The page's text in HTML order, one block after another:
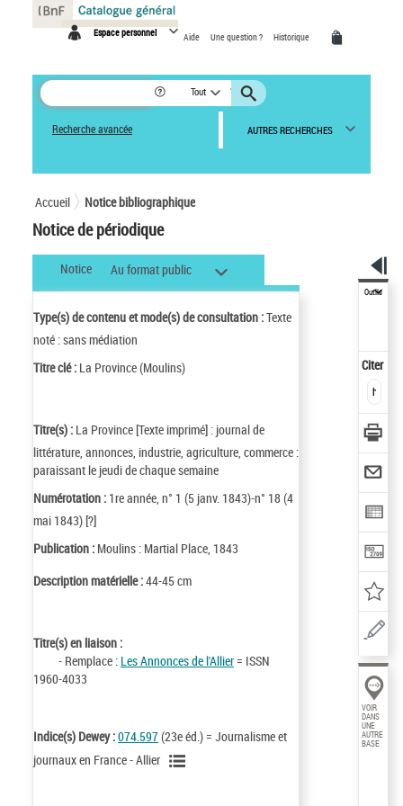
Espace personnel Aide Une question ? Historique
Tout
Recherche avancée AUTRES RECHERCHES
Accueil Notice bibliographique
Notice de périodique
Notice Au format public
Type(s) de contenu et mode(s) de consultation :Texte
noté : sans médiation
Titre clé : La Province (Moulins)
Titre(s) : La Province [Texte imprimé] : journal de
littérature, annonces, industrie, agriculture, commerce :
paraissant le jeudi de chaque semaine
Numérotation : 1re année, n° 1 (5 janv. 1843)-n° 18 (4
mai 1843) [?]
Publication : Moulins : Martial Place, 1843
Description matérielle :44-45 cm
Titre(s) en liaison :
- Remplace : Les Annonces de l'Allier = ISSN
1960-4033
Indice(s) Dewey :074.597(23e éd.) = Journalisme et
journaux en France - Allier
Outils
Citer
VOIR
DANS
UNE
AUTRE
BASE
Panneau de gestion des cookies